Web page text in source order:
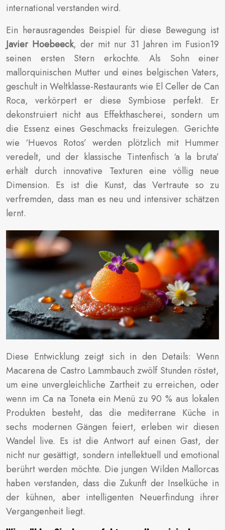
international verstanden wird.
Ein herausragendes Beispiel für diese Bewegung ist
Javier Hoebeeck, der mit nur 31 Jahren im Fusion19
seinen ersten Stern erkochte. Als Sohn einer
mallorquinischen Mutter und eines belgischen Vaters,
geschult in Weltklasse-Restaurants wie El Celler de Can
Roca, verkörpert er diese Symbiose perfekt. Er
dekonstruiert nicht aus Effekthascherei, sondern um
die Essenz eines Geschmacks freizulegen. Gerichte
wie ‘Huevos Rotos’ werden plötzlich mit Hummer
veredelt, und der klassische Tintenfisch ‘a la bruta’
erhält durch innovative Texturen eine völlig neue
Dimension. Es ist die Kunst, das Vertraute so zu
verfremden, dass man es neu und intensiver schätzen
lernt.
Diese Entwicklung zeigt sich in den Details: Wenn
Macarena de Castro Lammbauch zwölf Stunden röstet,
um eine unvergleichliche Zartheit zu erreichen, oder
wenn im Ca na Toneta ein Menü zu 90 % aus lokalen
Produkten besteht, das die mediterrane Küche in
sechs modernen Gängen feiert, erleben wir diesen
Wandel live. Es ist die Antwort auf einen Gast, der
nicht nur gesättigt, sondern intellektuell und emotional
berührt werden möchte. Die jungen Wilden Mallorcas
haben verstanden, dass die Zukunft der Inselküche in
der kühnen, aber intelligenten Neuerfindung ihrer
Vergangenheit liegt.